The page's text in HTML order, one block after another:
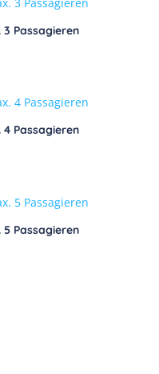
Passagieren
Passagieren
Passagieren